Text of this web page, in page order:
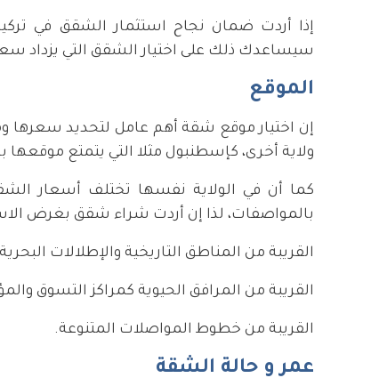
إذا أردت ضمان نجاح استثمار الشقق في
سيساعدك ذلك على اختيار الشقق التي يزداد
الموقع
إن اختيار موقع شقة أهم عامل لتحديد سعرها
ولاية أخرى، كإسطنبول مثلا التي يتمتع موقعها
كما أن في الولاية نفسها تختلف أسعار
بالمواصفات، لذا إن أردت شراء شقق بغرض
القريبة من المناطق التاريخية والإطلالات
القريبة من المرافق الحيوية كمراكز التسوق
القريبة من خطوط المواصلات المتنوعة.
عمر و حالة الشقة